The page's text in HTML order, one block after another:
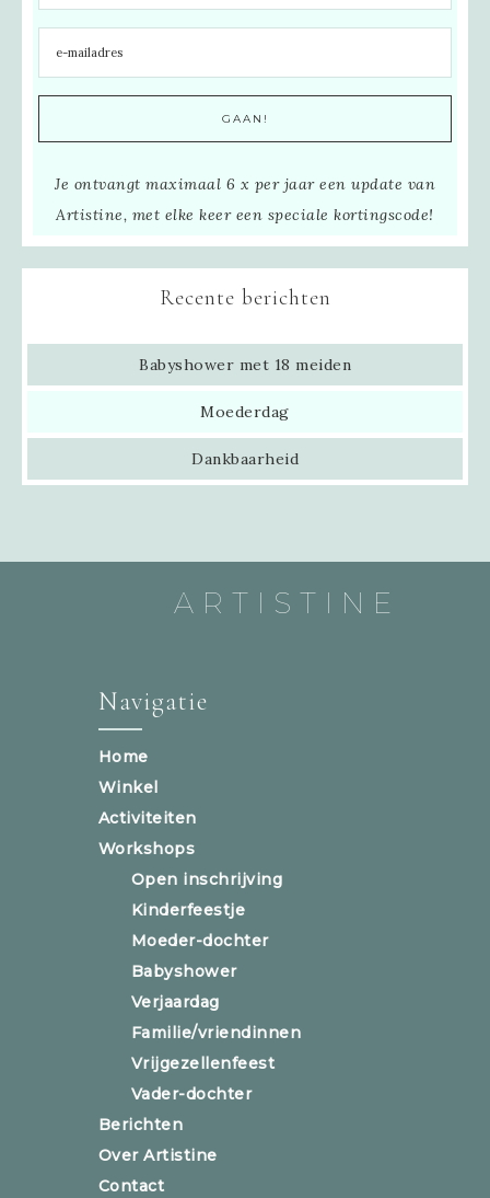
Je ontvangt maximaal 6 x per jaar een update van
Artistine, met elke keer een speciale kortingscode!
Recente berichten
Babyshower met 18 meiden
Moederdag
Dankbaarheid
ARTISTINE
Navigatie
Home
Winkel
Activiteiten
Workshops
Open inschrijving
Kinderfeestje
Moeder-dochter
Babyshower
Verjaardag
Familie/vriendinnen
Vrijgezellenfeest
Vader-dochter
Berichten
Over Artistine
Contact